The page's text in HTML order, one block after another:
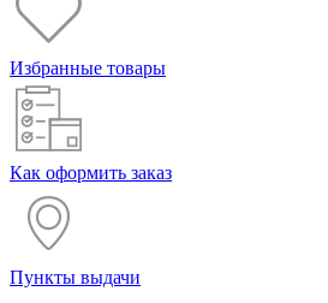
Избранные товары
Как оформить заказ
Пункты выдачи